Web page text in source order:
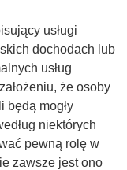
usługi
dochodach lub
usług
że osoby
będą mogły
niektórych
pewną rolę w
zawsze jest ono